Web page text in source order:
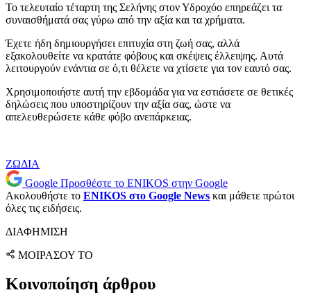
Το τελευταίο τέταρτη της Σελήνης στον Υδροχόο επηρεάζει τα
συναισθήματά σας γύρω από την αξία και τα χρήματα.
Έχετε ήδη δημιουργήσει επιτυχία στη ζωή σας, αλλά
εξακολουθείτε να κρατάτε φόβους και σκέψεις έλλειψης. Αυτά
λειτουργούν ενάντια σε ό,τι θέλετε να χτίσετε για τον εαυτό σας.
Χρησιμοποιήστε αυτή την εβδομάδα για να εστιάσετε σε θετικές
δηλώσεις που υποστηρίζουν την αξία σας, ώστε να
απελευθερώσετε κάθε φόβο ανεπάρκειας.
ΖΩΔΙΑ
Google Προσθέστε το ENIKOS στην Google
Ακολουθήστε το ENIKOS στο Google News και μάθετε πρώτοι
όλες τις ειδήσεις.
ΔΙΑΦΗΜΙΣΗ
ΜΟΙΡΑΣΟΥ ΤΟ
Κοινοποίηση άρθρου